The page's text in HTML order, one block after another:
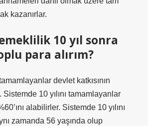
kazanırlar.
10 yıl sonra
para alırım?
devlet katkısının
10 yılını tamamlayanlar
alabilirler. Sistemde 10 yılını
zamanda 56 yaşında olup